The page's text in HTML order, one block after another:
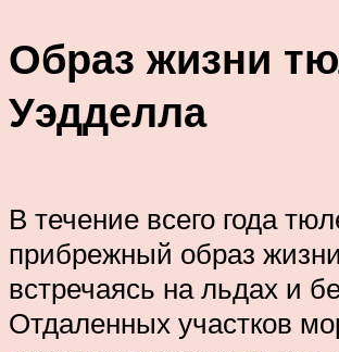
Образ жизни
Уэдделла
В течение всего года
прибрежный образ
встречаясь на льдах и
Отдаленных участков